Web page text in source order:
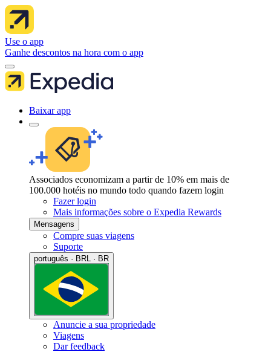
Use o app
Ganhe descontos na hora com o app
Baixar app
Associados economizam a partir de 10% em mais de
100.000 hotéis no mundo todo quando fazem login
Fazer login
Mais informações sobre o Expedia Rewards
Mensagens
Compre suas viagens
Suporte
português · BRL · BR
Anuncie a sua propriedade
Viagens
Dar feedback